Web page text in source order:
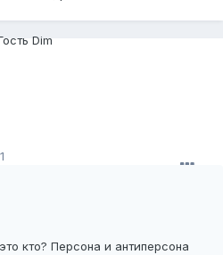
кто? Персона и антиперсона